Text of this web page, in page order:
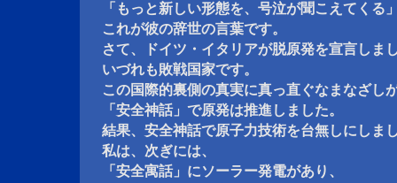
「もっと新しい形態を、号泣が聞こえてくる
これが彼の辞世の言葉です。
さて、ドイツ・イタリアが脱原発を宣言しま
いづれも敗戦国家です。
この国際的裏側の真実に真っ直ぐなまなざし
「安全神話」で原発は推進しました。
結果、安全神話で原子力技術を台無しにしま
私は、次ぎには、
「安全寓話」にソーラー発電があり、